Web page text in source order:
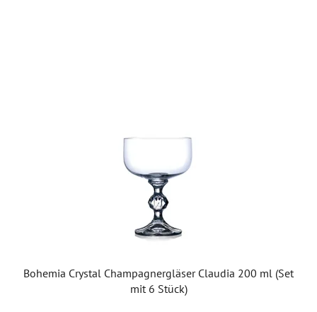
Bohemia Crystal Champagnergläser Claudia 200 ml (Set
mit 6 Stück)